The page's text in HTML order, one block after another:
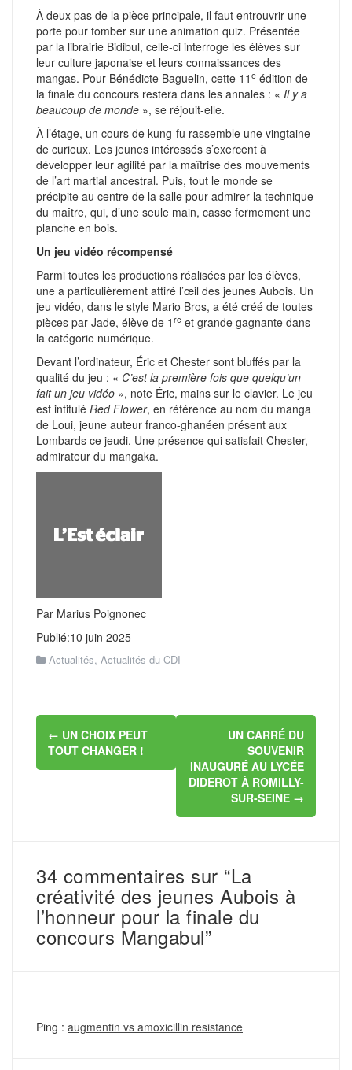
À deux pas de la pièce principale, il faut entrouvrir une
porte pour tomber sur une animation quiz. Présentée
par la librairie Bidibul, celle-ci interroge les élèves sur
leur culture japonaise et leurs connaissances des
mangas. Pour Bénédicte Baguelin, cette 11 e édition de
la finale du concours restera dans les annales : « Il y a
beaucoup de monde », se réjouit-elle.
À l’étage, un cours de kung-fu rassemble une vingtaine
de curieux. Les jeunes intéressés s’exercent à
développer leur agilité par la maîtrise des mouvements
de l’art martial ancestral. Puis, tout le monde se
précipite au centre de la salle pour admirer la technique
du maître, qui, d’une seule main, casse fermement une
planche en bois.
Un jeu vidéo récompensé
Parmi toutes les productions réalisées par les élèves,
une a particulièrement attiré l’œil des jeunes Aubois. Un
jeu vidéo, dans le style Mario Bros, a été créé de toutes
pièces par Jade, élève de 1 re et grande gagnante dans
la catégorie numérique.
Devant l’ordinateur, Éric et Chester sont bluffés par la
qualité du jeu : « C’est la première fois que quelqu’un
fait un jeu vidéo », note Éric, mains sur le clavier. Le jeu
est intitulé Red Flower, en référence au nom du manga
de Loui, jeune auteur franco-ghanéen présent aux
Lombards ce jeudi. Une présence qui satisfait Chester,
admirateur du mangaka.
Par Marius Poignonec
Publié:10 juin 2025
Actualités, Actualités du CDI
Navigation
d'article
← UN CHOIX PEUT
TOUT CHANGER !
UN CARRÉ DU
SOUVENIR
INAUGURÉ AU LYCÉE
DIDEROT À ROMILLY-
SUR-SEINE →
34 commentaires sur “La
créativité des jeunes Aubois à
l’honneur pour la finale du
concours Mangabul”
Ping : augmentin vs amoxicillin resistance